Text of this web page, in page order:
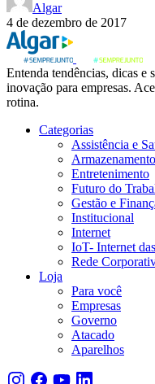
Algar
4 de dezembro de 2017
Entenda tendências, dicas e
inovação para empresas.
rotina.
Categorias
Assistência e
Entretenimento
Futuro do
Gestão e
Institucional
Internet
IoT- Internet
Rede
Loja
Para você
Empresas
Governo
Atacado
Aparelhos